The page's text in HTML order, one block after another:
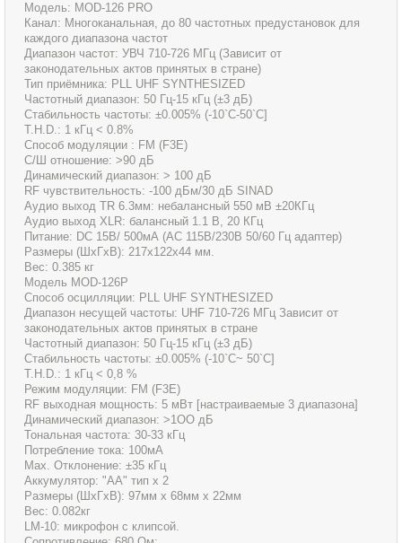
Модель: MOD-126 PRO
Канал: Многоканальная, до 80 частотных предустановок для
каждого диапазона частот
Диапазон частот: УВЧ 710-726 МГц (Зависит от
законодательных актов принятых в стране)
Тип приёмника: PLL UHF SYNTHESIZED
Частотный диапазон: 50 Гц-15 кГц (±3 дБ)
Стабильность частоты: ±0.005% (-10`C-50`C]
T.H.D.: 1 кГц < 0.8%
Способ модуляции : FM (F3E)
С/Ш отношение: >90 дБ
Динамический диапазон: > 100 дБ
RF чувствительность: -100 дБм/30 дБ SINAD
Аудио выход TR 6.3мм: небалансный 550 мВ ±20КГц
Аудио выход XLR: балансный 1.1 В, 20 КГц
Питание: DC 15В/ 500мА (AC 115В/230В 50/60 Гц адаптер)
Размеры (ШxГxВ): 217x122x44 мм.
Вес: 0.385 кг
Модель MOD-126P
Способ осцилляции: PLL UHF SYNTHESIZED
Диапазон несущей частоты: UHF 710-726 МГц Зависит от
законодательных актов принятых в стране
Частотный диапазон: 50 Гц-15 кГц (±3 дБ)
Стабильность частоты: ±0.005% (-10`C~ 50`C]
T.H.D.: 1 кГц < 0,8 %
Режим модуляции: FM (F3E)
RF выходная мощность: 5 мВт [настраиваемые 3 диапазона]
Динамический диапазон: >1OO дБ
Тональная частота: 30-33 кГц
Потребление тока: 100мА
Max. Отклонение: ±35 кГц
Аккумулятор: "AA" тип x 2
Размеры (ШхГxВ): 97мм x 68мм x 22мм
Вес: 0.082кг
LM-10: микрофон с клипсой.